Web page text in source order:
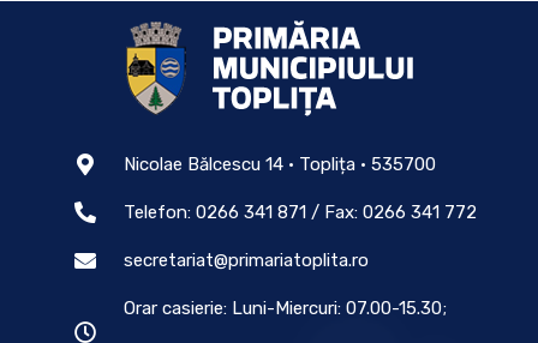
Nicolae Bălcescu 14 • Toplița • 535700
Telefon: 0266 341 871 / Fax: 0266 341 772
secretariat@primariatoplita.ro
Orar casierie: Luni-Miercuri: 07.00-15.30;